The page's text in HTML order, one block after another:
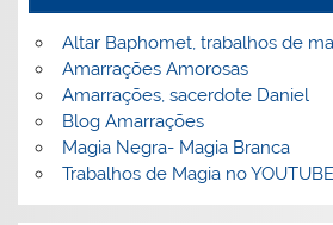
Altar Baphomet, trabalhos de
Amarrações Amorosas
Amarrações, sacerdote Daniel
Blog Amarrações
Magia Negra- Magia Branca
Trabalhos de Magia no YOUTUBE